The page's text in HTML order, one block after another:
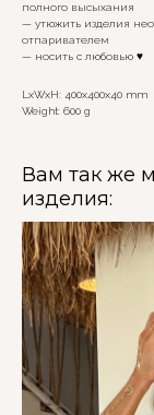
полного высыхания
— утюжить изделия
отпаривателем
— носить с любовью ♥️
LxWxH: 400x400x40 mm
Weight: 600 g
Вам так же
изделия: